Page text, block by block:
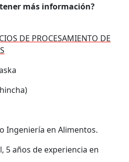
más información?
DE PROCESAMIENTO DE
Ingeniería en Alimentos.
5 años de experiencia en